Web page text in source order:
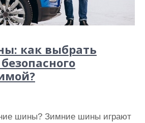
как выбрать
шины? Зимние шины играют